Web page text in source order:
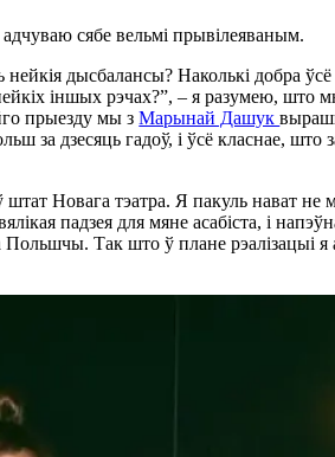
сябе вельмі прывілеяваным.
дысбалансы? Наколькі добра ўсё
іншых рэчах?”, – я разумею, што
прыезду мы зМарынай Дашук
за дзесяць гадоў, і ўсё класнае, што
штат Новага тэатра. Я пакуль нават не
падзея для мяне асабіста, і
Польшчы. Так што ў плане рэалізацыі я